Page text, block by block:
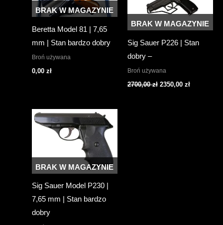
BRAK W MAGAZYNIE
Beretta Model 81 | 7,65
mm | Stan bardzo dobry
Broń używana
0,00 zł
BRAK W MAGAZYNIE
Sig Sauer P226 | Stan
dobry –
Broń używana
2700,00zł Pierwotna
2350,00 złAktualna
BRAK W MAGAZYNIE
Sig Sauer Model P230 |
7,65 mm | Stan bardzo
dobry